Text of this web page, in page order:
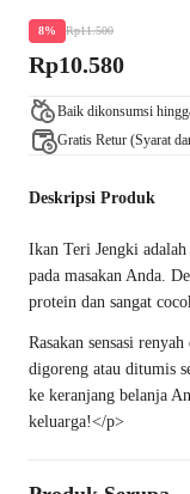
8% Rp11.500
Rp10.580
Baik dikonsumsi
Gratis Retur (Syarat
Deskripsi Produk
Ikan Teri Jengki
pada masakan Anda.
protein dan sangat
Rasakan sensasi
digoreng atau ditumis
ke keranjang belanja
keluarga!</p>